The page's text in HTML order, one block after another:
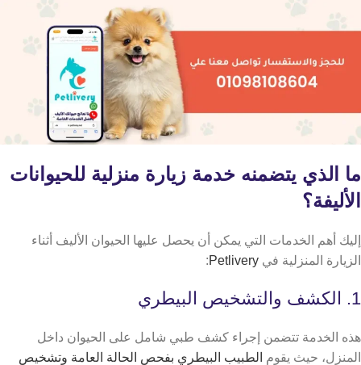
ما الذي يتضمنه خدمة زيارة منزلية للحيوانات
الأليفة؟
إليك أهم الخدمات التي يمكن أن يحصل عليها الحيوان الأليف أثناء
الزيارة المنزلية في Petlivery
:
1. الكشف والتشخيص البيطري
هذه الخدمة تتضمن إجراء كشف طبي شامل على الحيوان داخل
المنزل، حيث يقوم الطبيب البيطري بفحص الحالة العامة وتشخيص